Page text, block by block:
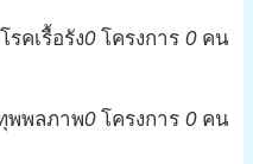
คเรื้อรัง0โครงการ 0คน
พพลภาพ0โครงการ 0คน